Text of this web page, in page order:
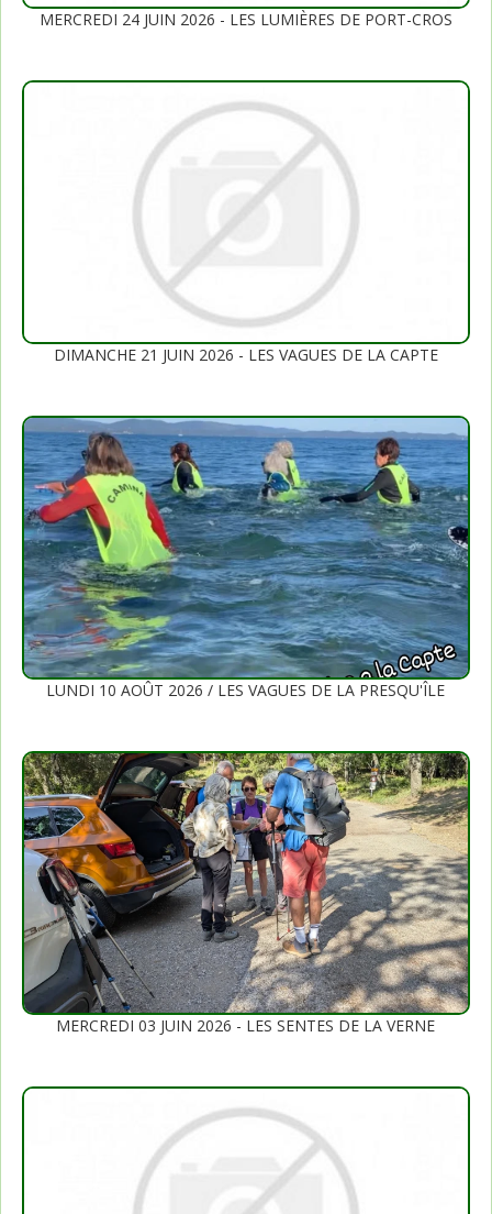
MERCREDI 24 JUIN 2026 - LES LUMIÈRES DE PORT-CROS
DIMANCHE 21 JUIN 2026 - LES VAGUES DE LA CAPTE
LUNDI 10 AOÛT 2026 / LES VAGUES DE LA PRESQU'ÎLE
MERCREDI 03 JUIN 2026 - LES SENTES DE LA VERNE